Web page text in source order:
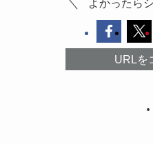
よかったら
URLを